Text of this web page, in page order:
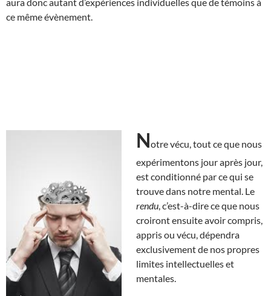
ce même évènement.
Notre vécu, tout ce que nous
expérimentons jour après jour,
est conditionné par ce qui se
trouve dans notre mental. Le
rendu , c’est-à-dire ce que nous
croiront ensuite avoir compris,
appris ou vécu, dépendra
exclusivement de nos propres
limites intellectuelles et
mentales.